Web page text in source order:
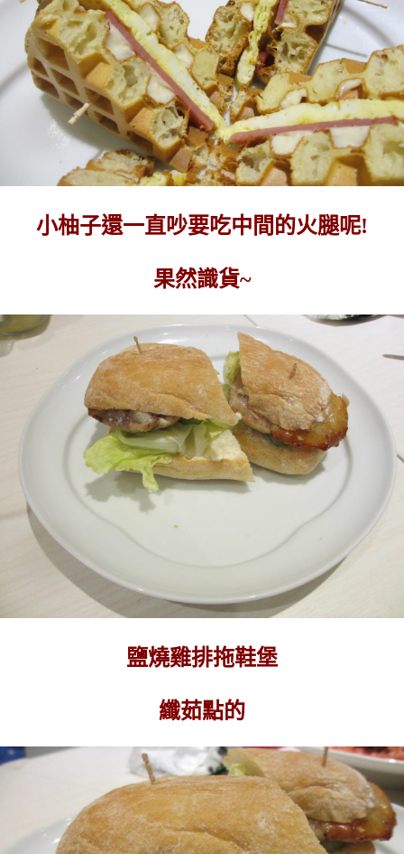
小柚子還一直吵要吃中間的火腿呢!
果然識貨~
鹽燒雞排拖鞋堡
纖茹點的